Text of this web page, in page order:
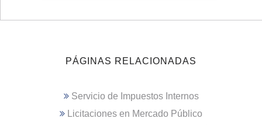
PÁGINAS RELACIONADAS
Servicio de Impuestos Internos
Licitaciones en Mercado Público